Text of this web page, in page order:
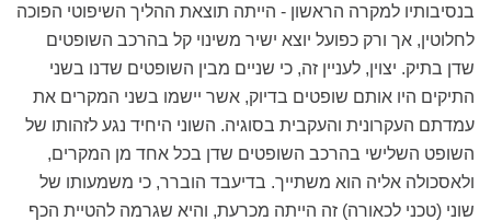
בנסיבותיו למקרה הראשון - הייתה תוצאת ההליך השיפוטי הפוכה
לחלוטין, אך ורק כפועל יוצא ישיר משינוי קל בהרכב השופטים
שדן בתיק. יצוין, לעניין זה, כי שניים מבין השופטים שדנו בשני
התיקים היו אותם שופטים בדיוק, אשר יישמו בשני המקרים את
עמדתם העקרונית והעקבית בסוגיה. השוני היחיד נגע לזהותו של
השופט השלישי בהרכב השופטים שדן בכל אחד מן המקרים,
ולאסכולה אליה הוא משתייך. בדיעבד הוברר, כי משמעותו של
שוני (טכני לכאורה) זה הייתה מכרעת, והיא שגרמה להטיית הכף